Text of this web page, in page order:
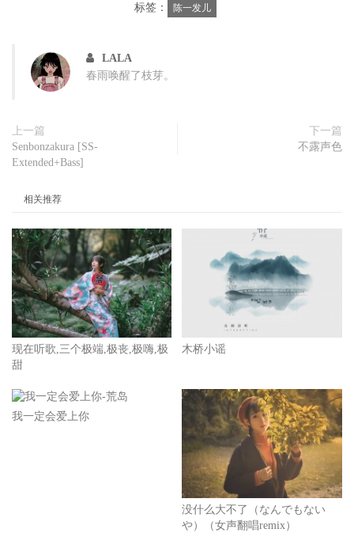
标签： 陈一发儿
LALA
春雨唤醒了枝芽。
上一篇
Senbonzakura [SS-
Extended+Bass]
下一篇
不露声色
相关推荐
现在听歌,三个极端,极丧,极嗨,极
甜
木桥小谣
我一定会爱上你
没什么大不了（なんでもない
や）（女声翻唱remix）